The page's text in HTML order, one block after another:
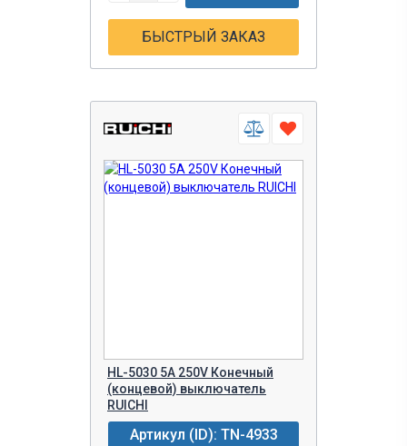
БЫСТРЫЙ ЗАКАЗ
HL-5030 5A 250V Конечный
(концевой) выключатель
RUICHI
Артикул (ID): TN-4933